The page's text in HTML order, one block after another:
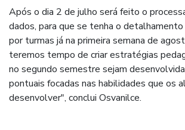
Após o dia 2 de julho será feito o
dados, para que se tenha o
por turmas já na primeira semana de
teremos tempo de criar estratégias
no segundo semestre sejam
pontuais focadas nas habilidades que os
desenvolver", conclui Osvanilce.